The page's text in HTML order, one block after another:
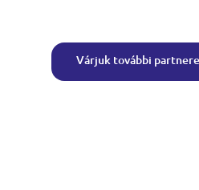
Várjuk további